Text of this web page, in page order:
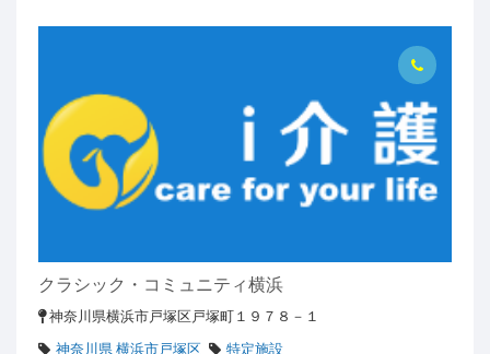
クラシック・コミュニティ横浜
神奈川県横浜市戸塚区戸塚町１９７８－１
神奈川県 横浜市戸塚区
特定施設